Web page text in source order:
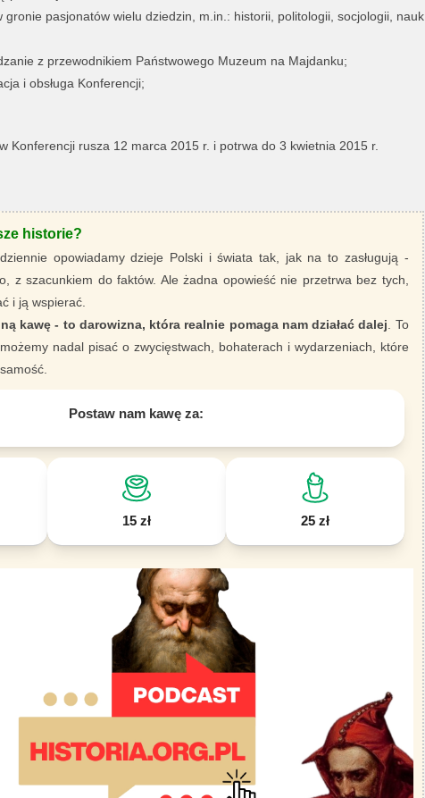
gronie pasjonatów wielu dziedzin, m.in.: historii, politologii, socjologii, nauk
z przewodnikiem Państwowego Muzeum na Majdanku;
i obsługa Konferencji;
Konferencji rusza 12 marca 2015 r. i potrwa do 3 kwietnia 2015 r.
historie?
opowiadamy dzieje Polski i świata tak, jak na to zasługują -
z szacunkiem do faktów. Ale żadna opowieść nie przetrwa bez tych,
i ją wspierać.
kawę - to darowizna, która realnie pomaga nam działać dalej . To
nadal pisać o zwycięstwach, bohaterach i wydarzeniach, które
Postaw nam kawę za:
15 zł 25 zł